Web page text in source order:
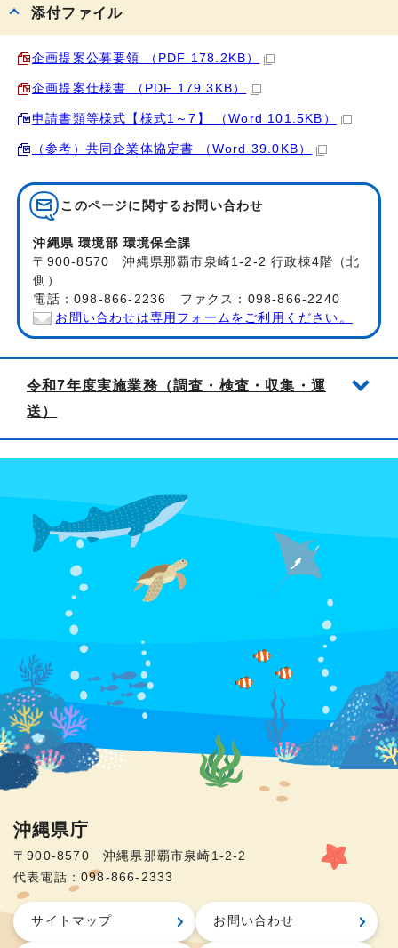
添付ファイル
企画提案公募要領 （PDF 178.2KB）
企画提案仕様書 （PDF 179.3KB）
申請書類等様式【様式1～7】 （Word 101.5KB）
（参考）共同企業体協定書 （Word 39.0KB）
このページに関する お問い合わせ
沖縄県 環境部 環境保全課
〒900-8570 沖縄県那覇市泉崎1-2-2 行政棟4階（北
側）
電話：098-866-2236 ファクス：098-866-2240
お問い合わせは専用フォームをご利用ください。
令和7年度実施業務（調査・検査・収集・運
送）
沖縄県庁
〒900-8570 沖縄県那覇市泉崎1-2-2
代表電話：098-866-2333
サイトマップ お問い合わせ